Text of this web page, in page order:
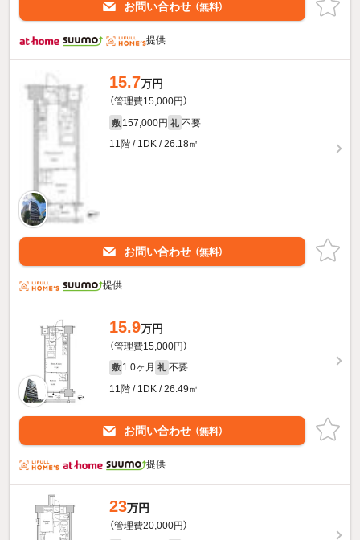
お問い合わせ （無料）
提供
15.7万円
（管理費15,000円）
敷 157,000円 礼 不要
11階 / 1DK / 26.18㎡
お問い合わせ （無料）
提供
15.9万円
（管理費15,000円）
敷 1.0ヶ月 礼 不要
11階 / 1DK / 26.49㎡
お問い合わせ （無料）
提供
23万円
（管理費20,000円）